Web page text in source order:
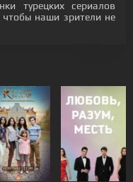
турецких сериалов
наши зрители не